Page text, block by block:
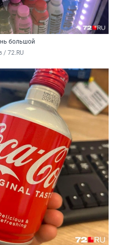
большой
/ 72.RU